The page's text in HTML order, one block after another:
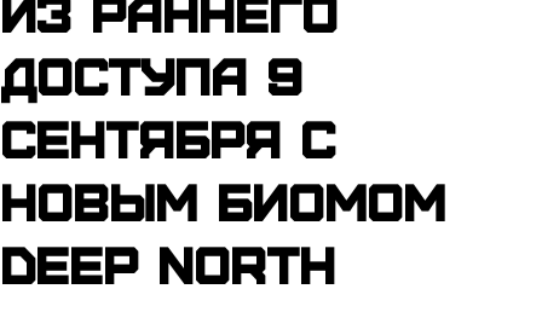
из раннего
доступа 9
сентября с
новым биомом
Deep North